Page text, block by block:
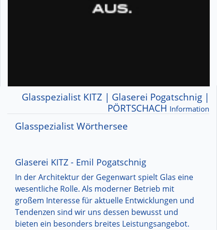
Glasspezialist KITZ | Glaserei Pogatschnig |
PÖRTSCHACH Information
Glasspezialist Wörthersee
Glaserei KITZ - Emil Pogatschnig
In der Architektur der Gegenwart spielt Glas eine
wesentliche Rolle. Als moderner Betrieb mit
großem Interesse für aktuelle Entwicklungen und
Tendenzen sind wir uns dessen bewusst und
bieten ein besonders breites Leistungsangebot.